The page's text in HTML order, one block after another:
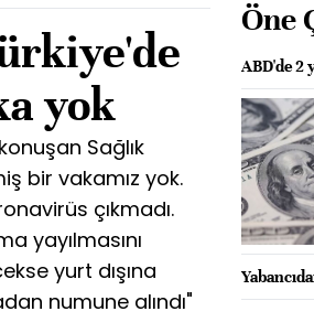
yok
Sağlık
bir vakamız yok.
çıkmadı.
yayılmasını
yurt dışına
numune alındı"
Öne
ABD'de 2